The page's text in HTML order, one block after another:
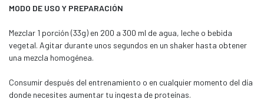
MODO DE USO Y PREPARACIÓN
Mezclar 1 porción (33g) en 200 a 300 ml de agua, leche o bebida
vegetal. Agitar durante unos segundos en un shaker hasta obtener
una mezcla homogénea.
Consumir después del entrenamiento o en cualquier momento del día
donde necesites aumentar tu ingesta de proteínas.